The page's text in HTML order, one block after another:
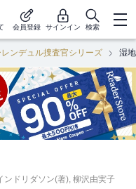
会員登録 サインイン 検索
レンデュル捜査官シリーズ 湿地
ンドリダソン(著), 柳沢由実子